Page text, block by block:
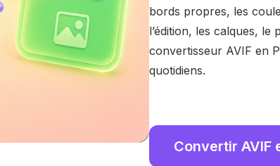
bords propres, les
l’édition, les calques, le
convertisseur AVIF en
quotidiens.
Convertir AVIF